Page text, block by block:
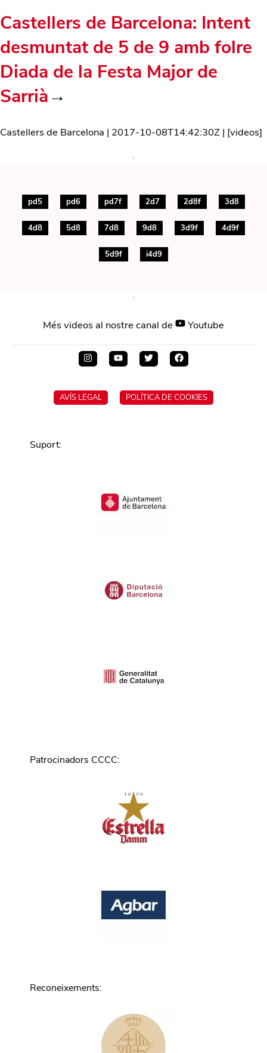
Castellers de Barcelona: Intent
desmuntat de 5 de 9 amb folre
Diada de la Festa Major de
Sarrià→
Castellers de Barcelona | 2017-10-08T14:42:30Z | [videos]
pd5 pd6 pd7f 2d7 2d8f 3d8
4d8 5d8 7d8 9d8 3d9f 4d9f
5d9f i4d9
Més videos al nostre canal de Youtube
AVÍS LEGAL POLÍTICA DE COOKIES
Suport:
Patrocinadors CCCC:
Reconeixements: